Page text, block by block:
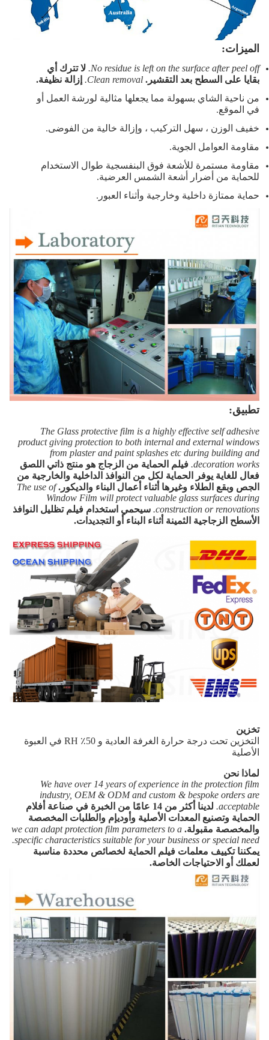
الميزات:
No residue is left on the surface after peel off. لا تترك أي
بقايا على السطح بعد التقشير. Clean removal. إزالة نظيفة.
من ناحية الشاي بسهولة مما يجعلها مثالية لورشة العمل أو
في الموقع.
خفيف الوزن ، سهل التركيب ، وإزالة خالية من الفوضى.
مقاومة العوامل الجوية.
مقاومة مستمرة للأشعة فوق البنفسجية طوال الاستخدام
للحماية من أضرار أشعة الشمس العرضية.
حماية ممتازة داخلية وخارجية وأثناء العبور.
تطبيق:
The Glass protective film is a highly effective self adhesive
product giving protection to both internal and external windows
from plaster and paint splashes etc during building and
decoration works. فيلم الحماية من الزجاج هو منتج ذاتي اللصق
فعال للغاية يوفر الحماية لكل من النوافذ الداخلية والخارجية من
الجص وبقع الطلاء وغيرها أثناء أعمال البناء والديكور. The use of
Window Film will protect valuable glass surfaces during
construction or renovations. سيحمي استخدام فيلم تظليل النوافذ
الأسطح الزجاجية الثمينة أثناء البناء أو التجديدات.
تخزين
التخزين تحت درجة حرارة الغرفة العادية و 50٪ RH في العبوة
الأصلية
لماذا نحن
We have over 14 years of experience in the protection film
industry, OEM & ODM and custom & bespoke orders are
acceptable.
لدينا أكثر من 14 عامًا من الخبرة في صناعة أفلام
الحماية وتصنيع المعدات الأصلية وأوديإم والطلبات المخصصة
والمخصصة مقبولة. we can adapt protection film parameters to a
specific characteristics suitable for your business or special need.
يمكننا تكييف معلمات فيلم الحماية لخصائص محددة مناسبة
لعملك أو الاحتياجات الخاصة.